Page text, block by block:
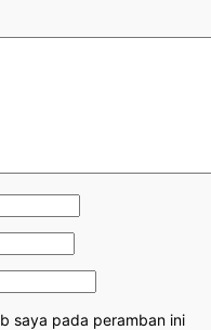
saya pada peramban ini